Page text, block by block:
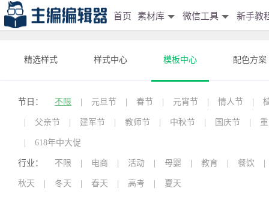
首页 素材库 微信工具 新手教
精选样式 样式中心 模板中心 配色方案
节日： 不限 元旦节 春节 元宵节 情人节
父亲节 建军节 教师节 中秋节 国庆节
618年中大促
行业： 不限 电商 活动 母婴 教育 餐饮
秋天 冬天 春天 高考 夏天